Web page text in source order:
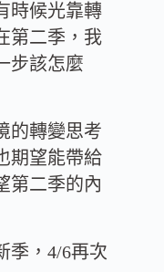
時候光靠轉
第二季，我
步該怎麼
的轉變思考
期望能帶給
第二季的內
季，4/6再次